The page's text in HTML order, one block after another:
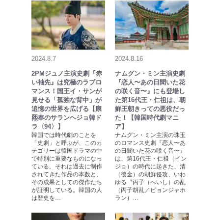
2024.8.7
2PMジュノ主演史劇『赤
い袖先』は究極のラブロ
マンス！国王イ・サンが
見せる「孤独な背中」が
追憶の世界を広げる【康
熙奉のサランヘジョ韓ド
ラ〈94〉】
韓国では時代劇のことを
「史劇」と呼ぶが、このカ
テゴリーは韓国ドラマの中
で特別に重要なものになっ
ている。それは過去に制作
されてきた作品の本数と、
その成果としての傑作たち
が証明している。韓国の人
は歴史を…
2024.8.16
ナムグン・ミン主演史劇
『恋人〜あの日聞いた花
の咲く音〜』にも登場し
た第16代王・仁祖は、朝
鮮王朝きっての悪役だっ
た！【韓国時代劇マニ
ア】
ナムグン・ミン主演の珠玉
のロマンス史劇『恋人〜あ
の日聞いた花の咲く音〜』
は、第16代王・仁祖（イン
ジョ）の時代に起きた、清
（後金）の朝鮮侵攻、いわ
ゆる〝丙子（へいし）の乱
（丙子胡乱／ピョンジャホ
ラン）…